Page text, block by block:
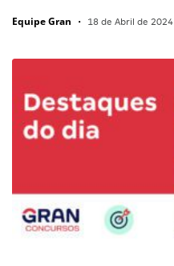
Equipe Gran • 18 de Abril de 2024